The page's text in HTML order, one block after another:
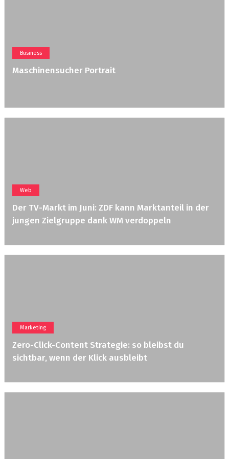
Business
Maschinensucher Portrait
Web
Der TV-Markt im Juni: ZDF kann Marktanteil in der
jungen Zielgruppe dank WM verdoppeln
Marketing
Zero-Click-Content Strategie: so bleibst du
sichtbar, wenn der Klick ausbleibt